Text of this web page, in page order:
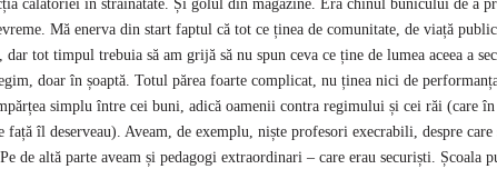
călătoriei în străinătate. Și golul din magazine. Era chinul bunicului de a
Mă enerva din start faptul că tot ce ținea de comunitate, de viață
tot timpul trebuia să am grijă să nu spun ceva ce ține de lumea aceea a
doar în șoaptă. Totul părea foarte complicat, nu ținea nici de
simplu între cei buni, adică oamenii contra regimului și cei răi (care în
față îl deserveau). Aveam, de exemplu, niște profesori execrabili, despre care
de altă parte aveam și pedagogi extraordinari – care erau securiști. Școala